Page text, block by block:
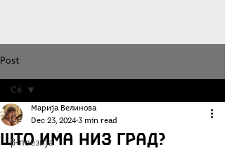
Post
Сè
β-поезија
Сè
Што има низ град?
Марија Велинова
Dec 23, 2024 3 min read